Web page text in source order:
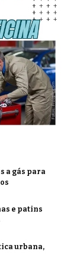
a gás para
e patins
urbana,